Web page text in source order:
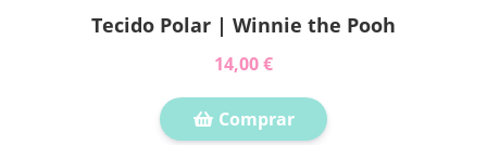
Tecido Polar | Winnie the Pooh
14,00 €
Comprar